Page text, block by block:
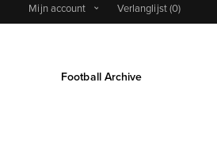
Mijn account Verlanglijst(0)
Football Archive